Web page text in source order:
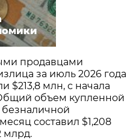
продавцами
за июль 2026 года
$213,8 млн, с начала
объем купленной
составил $1,208
млрд.